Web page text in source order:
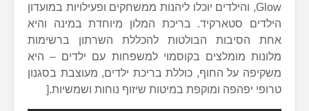
Glow, והילדים יוכלו ליהנות ממשחקים ופעילויות במועדון
הילדים סטארקיד. בריכת המלון מיוחדת במינה והיא
אחת הסיבות הבולטות להכללת השרתון ברשימות
מלונות מומלצים בקוסמוי למשפחות עם ילדים – היא
משקיפה על החוף, כוללת בריכת ילדים, מעוצבת בסגנון
טרופי יפהפה ומוקפת במיטות שיזוף נוחות ושמשיות.[